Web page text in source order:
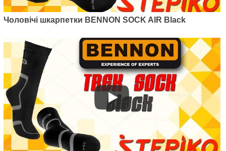
Чоловічі шкарпетки BENNON SOCK AIR Black